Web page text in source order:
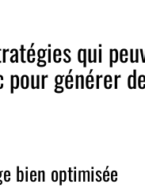
qui
générer
bien optimisée